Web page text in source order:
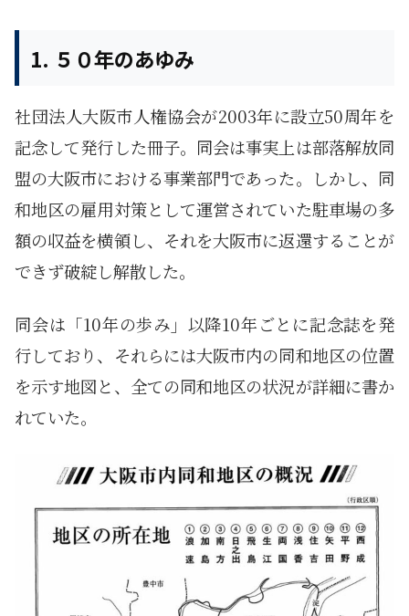
1. ５０年のあゆみ
社団法人大阪市人権協会が2003年に設立50周年を
記念して発行した冊子。同会は事実上は部落解放同
盟の大阪市における事業部門であった。しかし、同
和地区の雇用対策として運営されていた駐車場の多
額の収益を横領し、それを大阪市に返還することが
できず破綻し解散した。
同会は「10年の歩み」以降10年ごとに記念誌を発
行しており、それらには大阪市内の同和地区の位置
を示す地図と、全ての同和地区の状況が詳細に書か
れていた。